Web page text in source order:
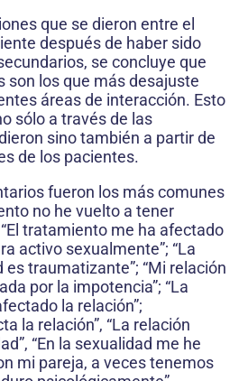
que se dieron entre el
después de haber sido
se concluye que
son los que más desajuste
áreas de interacción. Esto
sólo a través de las
sino también a partir de
de los pacientes.
fueron los más comunes
no he vuelto a tener
tratamiento me ha afectado
activo sexualmente”; “La
traumatizante”; “Mi relación
por la impo­tencia”; “La
la relación”;
la relación”, “La relación
“En la sexualidad me he
mi pareja, a veces tenemos